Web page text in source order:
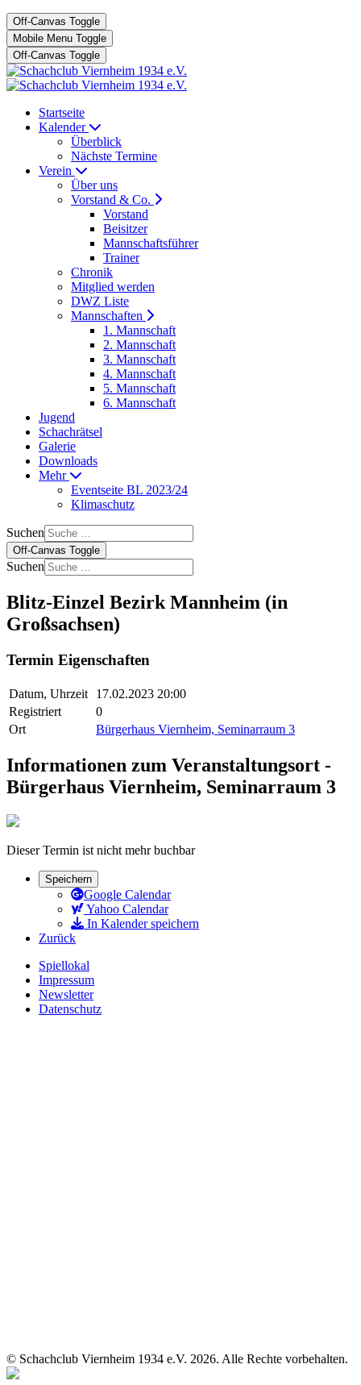
Off-Canvas Toggle
Mobile Menu Toggle
Off-Canvas Toggle
Startseite
Kalender
Überblick
Nächste Termine
Verein
Über uns
Vorstand & Co.
Vorstand
Beisitzer
Mannschaftsführer
Trainer
Chronik
Mitglied werden
DWZ Liste
Mannschaften
1. Mannschaft
2. Mannschaft
3. Mannschaft
4. Mannschaft
5. Mannschaft
6. Mannschaft
Jugend
Schachrätsel
Galerie
Downloads
Mehr
Eventseite BL 2023/24
Klimaschutz
Suchen
Off-Canvas Toggle
Suchen
Blitz-Einzel Bezirk Mannheim (in
Großsachsen)
Termin Eigenschaften
Datum, Uhrzeit
17.02.2023 20:00
Registriert
0
Ort
Bürgerhaus Viernheim, Seminarraum 3
Informationen zum Veranstaltungsort -
Bürgerhaus Viernheim, Seminarraum 3
Dieser Termin ist nicht mehr buchbar
Speichern
Google Calendar
Yahoo Calendar
In Kalender speichern
Zurück
Spiellokal
Impressum
Newsletter
Datenschutz
© Schachclub Viernheim 1934 e.V. 2026. Alle Rechte vorbehalten.